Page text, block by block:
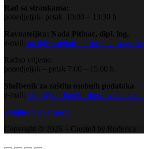
Rad sa strankama:
ponedjeljak- petak 10:00 – 13:30 h
Ravnateljica: Nada Pitinac, dipl. ing.
e-mail: ured@ss-tehnicka-rboskovica-
Radno vrijeme:
ponedjeljak – petak 7:00 – 15:00 h
Službenik za zaštitu osobnih podataka
e-mail: szop@ss-tehnicka-rboskovica-
Politika privatnosti
Copyright © 2026 - Created by Ruđerica